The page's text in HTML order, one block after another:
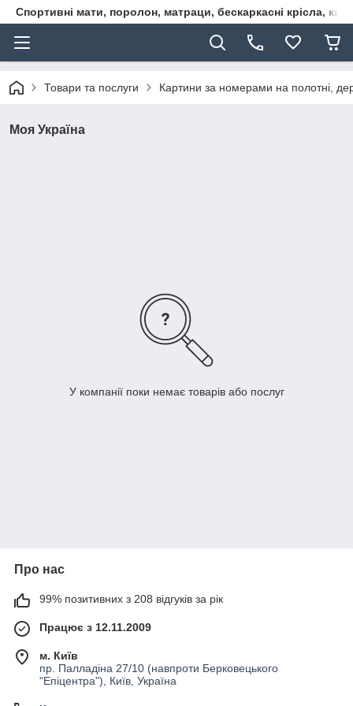
Спортивні мати, поролон, матраци, бескаркасні крісла,
Товари та послуги Картини за номерами на полотні,
Моя Україна
У компанії поки немає товарів або послуг
Про нас
99% позитивних з 208 відгуків за рік
Працює з 12.11.2009
м. Київ
пр. Палладіна 27/10 (навпроти Берковецького
"Епіцентра"), Київ, Україна